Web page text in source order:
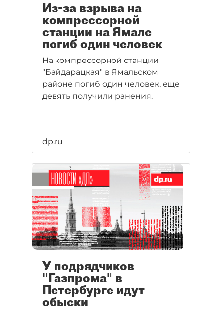
Из-за взрыва на
компрессорной
станции на Ямале
погиб один человек
На компрессорной станции
"Байдарацкая" в Ямальском
районе погиб один человек, еще
девять получили ранения.
dp.ru
У подрядчиков
"Газпрома" в
Петербурге идут
обыски